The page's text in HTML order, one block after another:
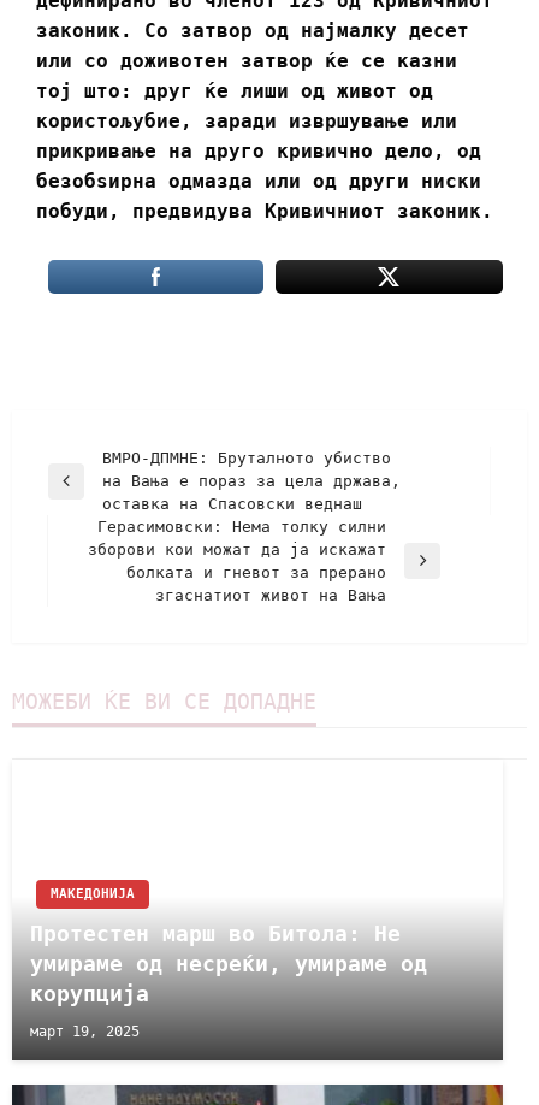
законик. Со затвор од најмалку десет
или со доживотен затвор ќе се казни
тој што: друг ќе лиши од живот од
користољубие, заради извршување или
прикривање на друго кривично дело, од
безобѕирна одмазда или од други ниски
побуди, предвидува Кривичниот законик.
ВМРО-ДПМНЕ: Бруталното убиство
на Вања е пораз за цела држава,
оставка на Спасовски веднаш
Герасимовски: Нема толку силни
зборови кои можат да ја искажат
болката и гневот за прерано
згаснатиот живот на Вања
МОЖЕБИ ЌЕ ВИ СЕ ДОПАДНЕ
МАКЕДОНИЈА
Протестен марш во Битола: Не
умираме од несреќи, умираме од
корупција
март 19, 2025